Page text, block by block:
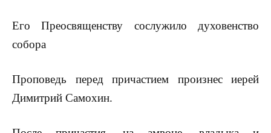
Его Преосвященству сослужило духовенство
собора
Проповедь перед причастием произнес иерей
Димитрий Самохин.